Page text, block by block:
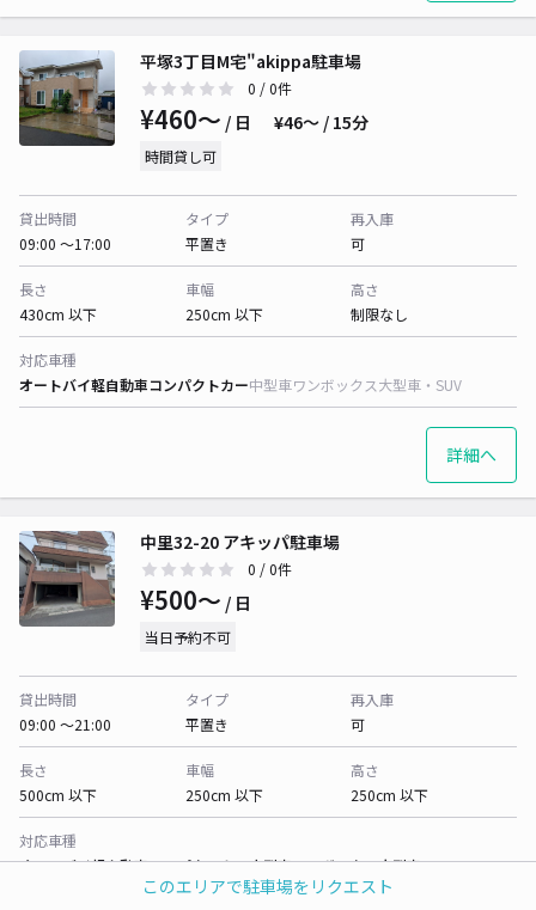
このエリアで駐車場をリクエスト
平塚3丁目M宅"akippa駐車場
0 / 0件
¥460〜 / 日 ¥46〜 / 15分
時間貸し可
貸出時間
09:00 〜17:00
タイプ
平置き
再入庫
可
長さ
430cm 以下
車幅
250cm 以下
高さ
制限なし
対応車種
オートバイ軽自動車コンパクトカー中型車ワンボックス大型車・SUV
詳細へ
中里32-20 アキッパ駐車場
0 / 0件
¥500〜 / 日
当日予約不可
貸出時間
09:00 〜21:00
タイプ
平置き
再入庫
可
長さ
500cm 以下
車幅
250cm 以下
高さ
250cm 以下
対応車種
オートバイ軽自動車コンパクトカー中型車ワンボックス大型車・SUV